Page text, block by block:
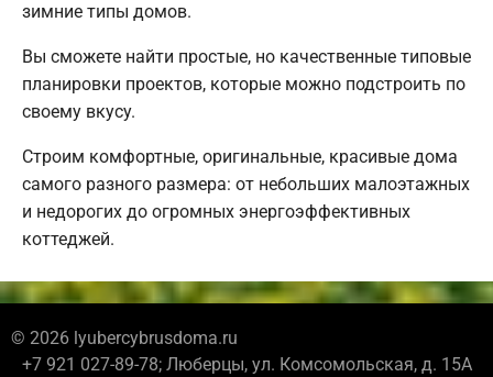
зимние типы домов.
Вы сможете найти простые, но качественные типовые
планировки проектов, которые можно подстроить по
своему вкусу.
Строим комфортные, оригинальные, красивые дома
самого разного размера: от небольших малоэтажных
и недорогих до огромных энергоэффективных
коттеджей.
© 2026 lyubercybrusdoma.ru
+7 921 027-89-78; Люберцы, ул. Комсомольская, д. 15А